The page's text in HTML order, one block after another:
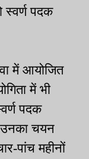
स्वर्ण पदक
में आयोजित
में भी
पदक
उनका चयन
पांच महीनों